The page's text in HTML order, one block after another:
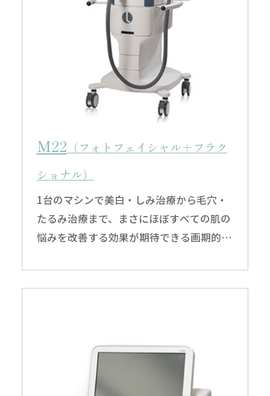
M22 （フォトフェイシャル＋フラク
ショナル）
1台のマシンで美白・しみ治療から毛穴・
たるみ治療まで、まさにほぼすべての肌の
悩みを改善する効果が期待できる画期的な